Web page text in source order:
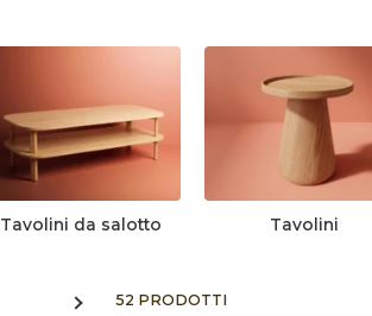
Tavolini da salotto Tavolini
52 PRODOTTI